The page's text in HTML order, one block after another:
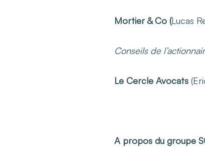
Mortier & Co (Lucas
Conseils de
Le Cercle Avocats
A propos du groupe